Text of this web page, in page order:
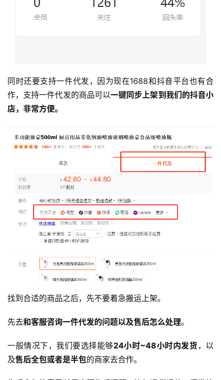
同时还要支持一件代发，因为现在1688和抖音平台也有合
作，支持一件代发的商品可以一键同步上架到我们的抖音小
店，非常方便。
找到合适的商品之后，先不要着急搬运上架。
先去和客服咨询一件代发的问题以及售后怎么处理。
一般情况下，我们要选择能够24小时~48小时内发货，以
及售后全包或者是半包的商家去合作。